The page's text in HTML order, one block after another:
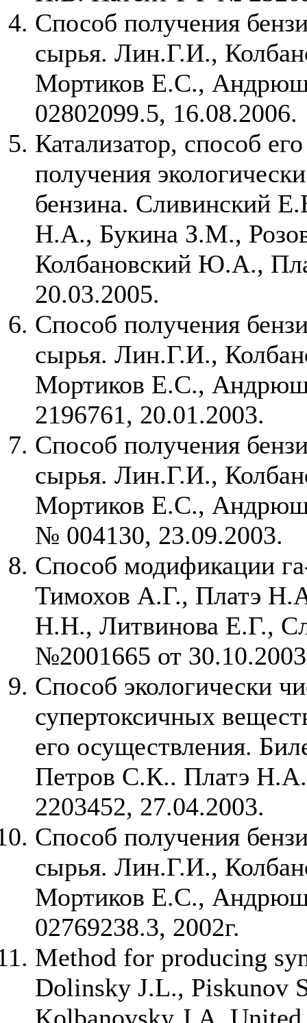
Способ получения
сырья. Лин.Г.И.,
Мортиков Е.С.,
02802099.5, 16.08.2006.
Катализатор, способ
получения
бензина. Сливинский
Н.А., Букина З.М.,
Колбановский Ю.А.,
20.03.2005.
Способ получения
сырья. Лин.Г.И.,
Мортиков Е.С.,
2196761, 20.01.2003.
Способ получения
сырья. Лин.Г.И.,
Мортиков Е.С.,
№ 004130, 23.09.2003.
Способ модификации
Тимохов А.Г., Платэ
Н.Н., Литвинова Е.Г.,
№2001665 от
Способ экологически
супертоксичных
его осуществления.
Петров С.К.. Платэ
2203452, 27.04.2003.
Способ получения
сырья. Лин.Г.И.,
Мортиков Е.С.,
02769238.3, 2002г.
Method for producing
Dolinsky J.L., Piskunov